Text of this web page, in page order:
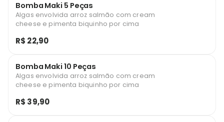
Bomba Maki 5 Peças
Algas envolvida arroz salmão com cream
cheese e pimenta biquinho por cima
R$ 22,90
Bomba Maki 10 Peças
Algas envolvida arroz salmão com cream
cheese e pimenta biquinho por cima
R$ 39,90